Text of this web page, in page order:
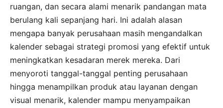
ruangan, dan secara alami menarik pandangan mata
berulang kali sepanjang hari. Ini adalah alasan
mengapa banyak perusahaan masih mengandalkan
kalender sebagai strategi promosi yang efektif untuk
meningkatkan kesadaran merek mereka. Dari
menyoroti tanggal-tanggal penting perusahaan
hingga menampilkan produk atau layanan dengan
visual menarik, kalender mampu menyampaikan